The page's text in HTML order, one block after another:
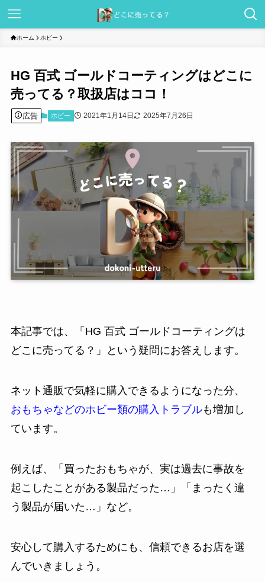
ホーム ホビー
HG 百式 ゴールドコーティングはどこに
売ってる？取扱店はココ！
広告 ホビー 2021年1月14日 2025年7月26日
本記事では、「HG 百式 ゴールドコーティングは
どこに売ってる？」という疑問にお答えします。
ネット通販で気軽に購入できるようになった分、
おもちゃなどのホビー類の購入トラブルも増加し
ています。
例えば、「買ったおもちゃが、実は過去に事故を
起こしたことがある製品だった…」「まったく違
う製品が届いた…」など。
安心して購入するためにも、信頼できるお店を選
んでいきましょう。